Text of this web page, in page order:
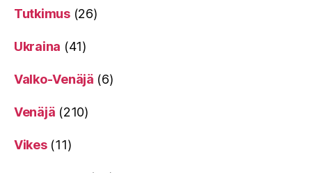
Tutkimus(26)
Ukraina (41)
Valko-Venäjä (6)
Venäjä (210)
Vikes(11)